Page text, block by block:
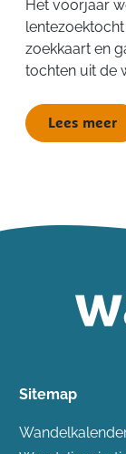
Het voorjaar
zoekkaart en
tochten uit de
Lees meer
Sitemap